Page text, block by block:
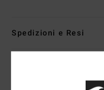
Spedizioni e Resi